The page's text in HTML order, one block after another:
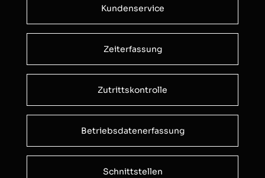
Kundenservice
Zeiterfassung
Zutrittskontrolle
Betriebsdatenerfassung
Schnittstellen